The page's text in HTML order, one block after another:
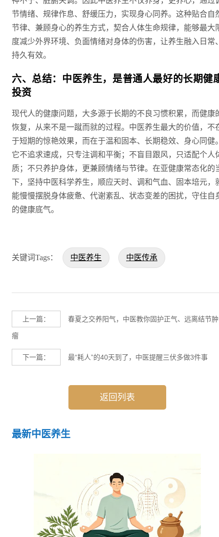
节情绪、规律作息、舒缓压力，实现身心同养。这种贴合自
节律、兼顾身心的养生方式，契合人体生命规律，能够最大
度减少外界环境、负面情绪对身体的伤害，让养生融入日常
持久有效。
六、总结：中医养生，是普通人最好的长期健
投资
现代人的健康问题，大多源于长期的不良习惯积累，而健康
恢复，从来不是一蹴而就的过程。中医养生最大的价值，不
于短期的惊艳效果，而在于温和固本、长期稳效、身心同健
它不追求速成，只专注调和平衡；不盲目跟风，只适配个人
质；不只养护身体，更兼顾情绪与节律。在亚健康常态化的
下，坚持中医科学养生，顺应天时、调和气血、固本培元，
能慢慢摆脱身体疲惫、代谢紊乱、状态变差的困扰，守住自
的健康底气。
关键词Tags： 中医养生 中医传承
上一篇： 春夏之交养阳气，中医教你固护正气、远离结节肿
瘤
下一篇： 最“耗人”的40天到了，中医提醒三伏多做3件事
返回列表
最新中医养生